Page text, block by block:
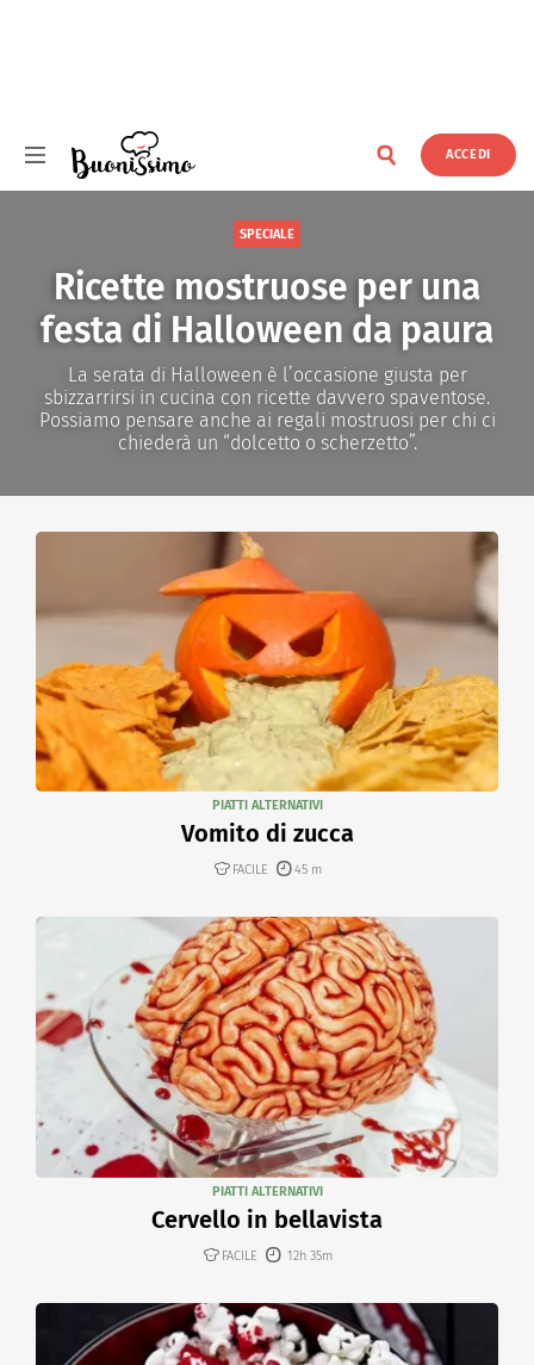
ACCEDI
SPECIALE
Ricette mostruose per una
festa di Halloween da paura
La serata di Halloween è l’occasione giusta per
sbizzarrirsi in cucina con ricette davvero spaventose.
Possiamo pensare anche ai regali mostruosi per chi ci
chiederà un “dolcetto o scherzetto”.
PIATTI ALTERNATIVI
Vomito di zucca
FACILE 45 m
PIATTI ALTERNATIVI
Cervello in bellavista
FACILE 12h 35m